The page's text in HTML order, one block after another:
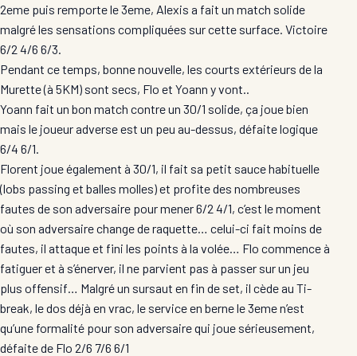
2eme puis remporte le 3eme, Alexis a fait un match solide
malgré les sensations compliquées sur cette surface. Victoire
6/2 4/6 6/3.
Pendant ce temps, bonne nouvelle, les courts extérieurs de la
Murette (à 5KM) sont secs, Flo et Yoann y vont..
Yoann fait un bon match contre un 30/1 solide, ça joue bien
mais le joueur adverse est un peu au-dessus, défaite logique
6/4 6/1.
Florent joue également à 30/1, il fait sa petit sauce habituelle
(lobs passing et balles molles) et profite des nombreuses
fautes de son adversaire pour mener 6/2 4/1, c’est le moment
où son adversaire change de raquette… celui-ci fait moins de
fautes, il attaque et fini les points à la volée… Flo commence à
fatiguer et à s’énerver, il ne parvient pas à passer sur un jeu
plus offensif… Malgré un sursaut en fin de set, il cède au Ti-
break, le dos déjà en vrac, le service en berne le 3eme n’est
qu’une formalité pour son adversaire qui joue sérieusement,
défaite de Flo 2/6 7/6 6/1